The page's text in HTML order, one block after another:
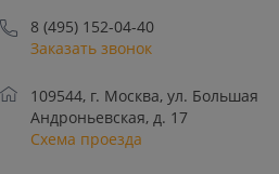
8 (495) 152-04-40
Заказать звонок
109544, г. Москва, ул. Большая
Андроньевская, д. 17
Схема проезда